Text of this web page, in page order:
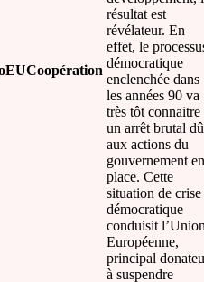
résultat est
révélateur. En
effet, le
démocratique
enclenchée dans
les années 90 va
très tôt connaitre
un arrêt brutal dû
aux actions du
gouvernement en
place. Cette
situation de crise
démocratique
conduisit
Européenne,
principal
à suspendre